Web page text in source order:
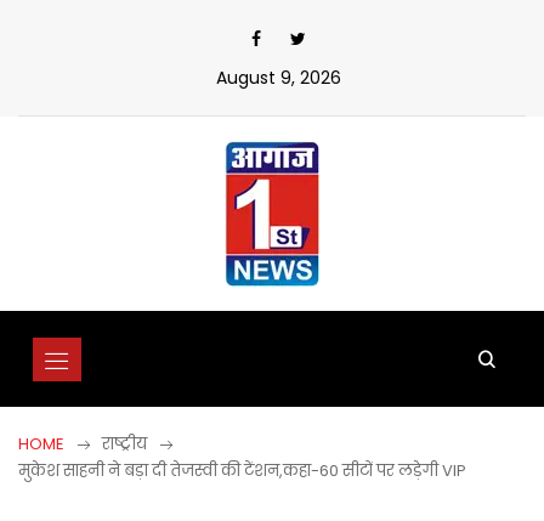
August 9, 2026
HOME
राष्ट्रीय
मुकेश साहनी ने बड़ा दी तेजस्वी की टेंशन,कहा-60 सीटों पर लड़ेगी VIP